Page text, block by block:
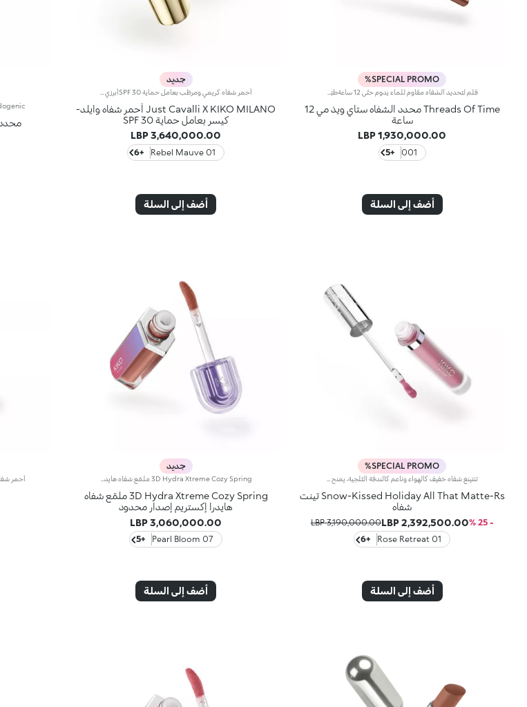
SPECIAL PROMO%
Threads Of Time محدد الشفاه ستاي ويذ مي 12
ساعة
1,930,000.00 LBP
001
+5
أضف إلى السلة
جديد
Just Cavalli X KIKO MILANO أحمر شفاه وايلد-
كيسر بعامل حماية SPF 30
3,640,000.00 LBP
01 Rebel Mauve
+6
أضف إلى السلة
محدد
SPECIAL PROMO%
Snow-Kissed Holiday All That Matte-Rs تينت
شفاه
- 25 %
2,392,500.00 LBP
3,190,000.00 LBP
01 Rose Retreat
+6
أضف إلى السلة
جديد
3D Hydra Xtreme Cozy Spring ملمّع شفاه
هايدرا إكستريم إصدار محدود
3,060,000.00 LBP
07 Pearl Bloom
+5
أضف إلى السلة